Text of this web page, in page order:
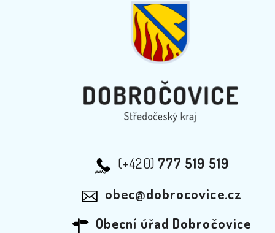
(+420) 777 519 519
obec@dobrocovice.cz
Obecní úřad Dobročovice